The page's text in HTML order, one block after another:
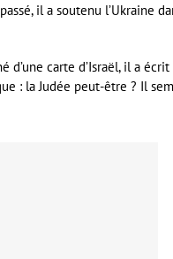
il a soutenu l’Ukraine
d’une carte d’Israël, il a écrit
: la Judée peut-être ? Il